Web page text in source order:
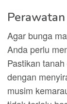
Agar bunga
Anda perlu
Pastikan
dengan
musim